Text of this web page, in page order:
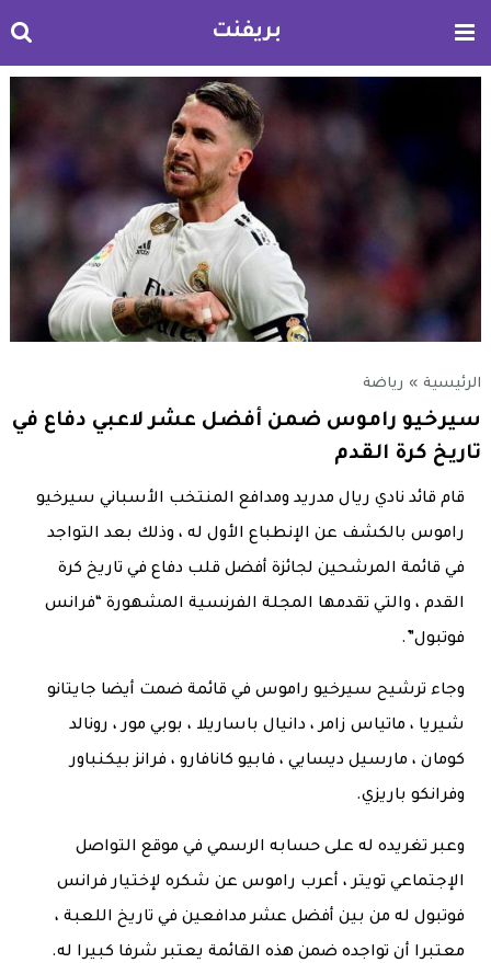
بريفنت
الرئيسية » رياضة
سيرخيو راموس ضمن أفضل عشر لاعبي دفاع في
تاريخ كرة القدم
قام قائد نادي ريال مدريد ومدافع المنتخب الأسباني سيرخيو
راموس بالكشف عن الإنطباع الأول له ، وذلك بعد التواجد
في قائمة المرشحين لجائزة أفضل قلب دفاع في تاريخ كرة
القدم ، والتي تقدمها المجلة الفرنسية المشهورة “فرانس
فوتبول”.
وجاء ترشيح سيرخيو راموس في قائمة ضمت أيضا جايتانو
شيريا ، ماتياس زامر ، دانيال باساريلا ، بوبي مور ، رونالد
كومان ، مارسيل ديسايي ، فابيو كانافارو ، فرانز بيكنباور
وفرانكو باريزي.
وعبر تغريده له على حسابه الرسمي في موقع التواصل
الإجتماعي تويتر ، أعرب راموس عن شكره لإختيار فرانس
فوتبول له من بين أفضل عشر مدافعين في تاريخ اللعبة ،
معتبرا أن تواجده ضمن هذه القائمة يعتبر شرفا كبيرا له.